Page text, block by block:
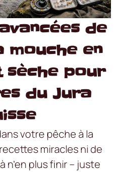
de
mouche en
sèche pour
du Jura
votre pêche à la
miracles ni de
n’en plus finir – juste